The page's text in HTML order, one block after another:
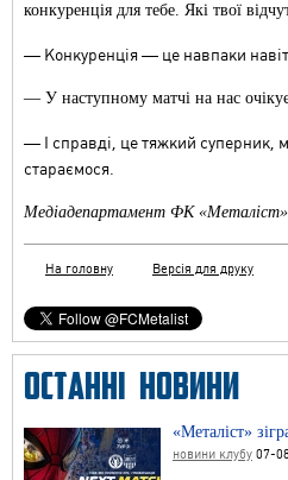
конкуренція для тебе. Які твої
— Конкуренція— це навпаки
— У наступному матчі на нас
— І справді, це тяжкий суперник,
стараємося.
Медіадепартамент ФК «Металіст»
На головну Версія для друку
ОСТАННІ НОВИНИ
«Металіст»
новини клубу 07-